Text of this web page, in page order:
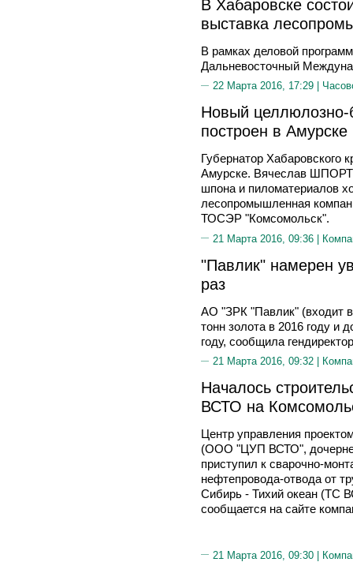
В Хабаровске
выставка
В рамках деловой
Дальневосточный
22 Марта 2016, 17:29 |
Новый целлюлозно-
построен в Амурске
Губернатор Хабаровского
Амурске. Вячеслав ШПОРТ
шпона и пиломатериалов
лесопромышленная
ТОСЭР "Комсомольск".
21 Марта 2016, 09:36 |
"Павлик" намерен
раз
АО "ЗРК "Павлик" (входит
тонн золота в 2016 году и
году, сообщила
21 Марта 2016, 09:32 |
Началось
ВСТО на
Центр управления
(ООО "ЦУП ВСТО",
приступил к сварочно-
нефтепровода-отвода от
Сибирь - Тихий океан (ТС
сообщается на сайте
21 Марта 2016, 09:30 |